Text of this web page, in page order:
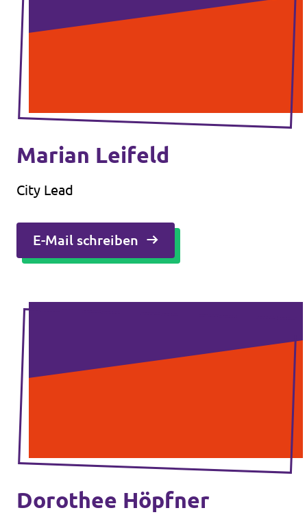
Marian Leifeld
City Lead
E-Mail schreiben
Dorothee Höpfner